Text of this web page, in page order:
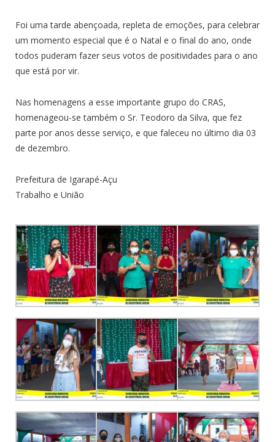
Foi uma tarde abençoada, repleta de emoções, para celebrar
um momento especial que é o Natal e o final do ano, onde
todos puderam fazer seus votos de positividades para o ano
que está por vir.
Nas homenagens a esse importante grupo do CRAS,
homenageou-se também o Sr. Teodoro da Silva, que fez
parte por anos desse serviço, e que faleceu no último dia 03
de dezembro.
Prefeitura de Igarapé-Açu
Trabalho e União